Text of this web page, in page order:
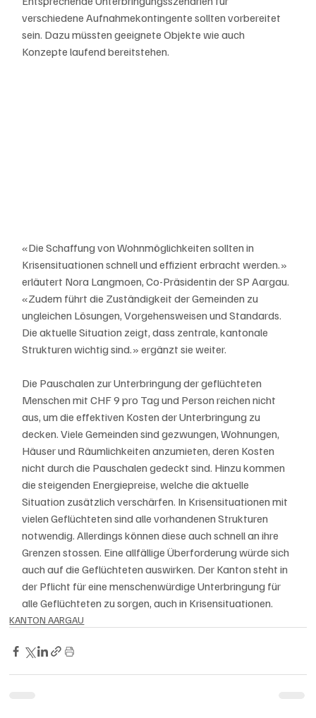
verschiedene Aufnahmekontingente sollten vorbereitet
sein. Dazu müssten geeignete Objekte wie auch
Konzepte laufend bereitstehen.
«Die Schaffung von Wohnmöglichkeiten sollten in
Krisensituationen schnell und effizient erbracht werden.»
erläutert Nora Langmoen, Co-Präsidentin der SP Aargau.
«Zudem führt die Zuständigkeit der Gemeinden zu
ungleichen Lösungen, Vorgehensweisen und Standards.
Die aktuelle Situation zeigt, dass zentrale, kantonale
Strukturen wichtig sind.» ergänzt sie weiter.
Die Pauschalen zur Unterbringung der geflüchteten
Menschen mit CHF 9 pro Tag und Person reichen nicht
aus, um die effektiven Kosten der Unterbringung zu
decken. Viele Gemeinden sind gezwungen, Wohnungen,
Häuser und Räumlichkeiten anzumieten, deren Kosten
nicht durch die Pauschalen gedeckt sind. Hinzu kommen
die steigenden Energiepreise, welche die aktuelle
Situation zusätzlich verschärfen. In Krisensituationen mit
vielen Geflüchteten sind alle vorhandenen Strukturen
notwendig. Allerdings können diese auch schnell an ihre
Grenzen stossen. Eine allfällige Überforderung würde sich
auch auf die Geflüchteten auswirken. Der Kanton steht in
der Pflicht für eine menschenwürdige Unterbringung für
alle Geflüchteten zu sorgen, auch in Krisensituationen.
KANTON AARGAU